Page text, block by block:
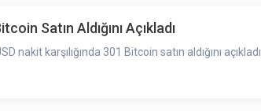
Satın Aldığını Açıkladı
nakit karşılığında 301 Bitcoin satın aldığını açıkladı.